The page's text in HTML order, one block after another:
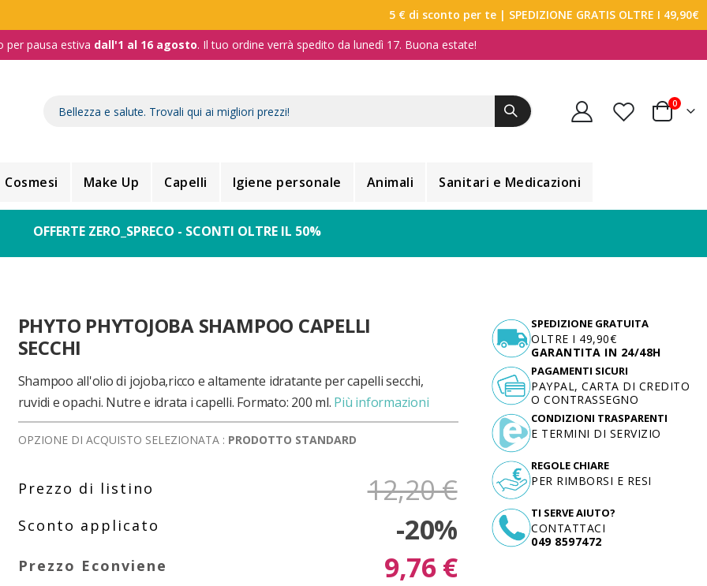
5 € di sconto per te | SPEDIZIONE GRATIS OLTRE I 49,90€
per pausa estiva dall'1 al 16 agosto. Il tuo ordine verrà spedito da lunedì 17. Buona estate!
Carrello
0
Cosmesi Make Up Capelli Igiene personale Animali Sanitari e Medicazioni
OFFERTE ZERO_SPRECO - SCONTI OLTRE IL 50%
PHYTO PHYTOJOBA SHAMPOO CAPELLI
SECCHI
Shampoo all'olio di jojoba,ricco e altamente idratante per capelli secchi,
ruvidi e opachi. Nutre e idrata i capelli. Formato: 200 ml. Più informazioni
OPZIONE DI ACQUISTO SELEZIONATA : PRODOTTO STANDARD
12,20 €
-20%
9,76 €
SPEDIZIONE GRATUITA
OLTRE I 49,90€
GARANTITA IN 24/48H
TI SERVE AIUTO?
CONTATTACI
049 8597472
PAGAMENTI SICURI
PAYPAL, CARTA DI CREDITO
O CONTRASSEGNO
CONDIZIONI TRASPARENTI
E TERMINI DI SERVIZIO
REGOLE CHIARE
PER RIMBORSI E RESI